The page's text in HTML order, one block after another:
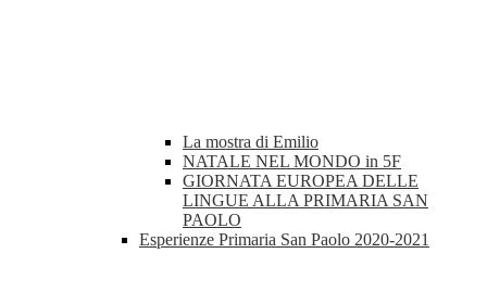
La mostra di Emilio
NATALE NEL MONDO in 5F
GIORNATA EUROPEA DELLE
LINGUE ALLA PRIMARIA SAN
PAOLO
Esperienze Primaria San Paolo 2020-2021